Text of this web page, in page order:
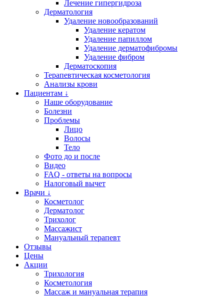
Лечение гипергидроза
Дерматология
Удаление новообразований
Удаление кератом
Удаление папиллом
Удаление дерматофибромы
Удаление фибром
Дерматоскопия
Терапевтическая косметология
Анализы крови
Пациентам ↓
Наше оборудование
Болезни
Проблемы
Лицо
Волосы
Тело
Фото до и после
Видео
FAQ - ответы на вопросы
Налоговый вычет
Врачи ↓
Косметолог
Дерматолог
Трихолог
Массажист
Мануальный терапевт
Отзывы
Цены
Акции
Трихология
Косметология
Массаж и мануальная терапия